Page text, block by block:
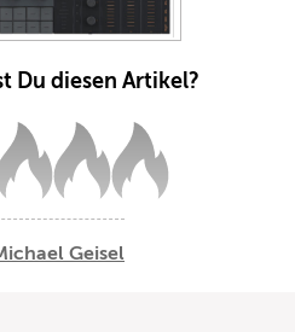
Du diesen Artikel?
Geisel